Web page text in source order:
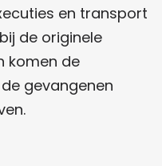
en transport
de originele
komen de
gevangenen